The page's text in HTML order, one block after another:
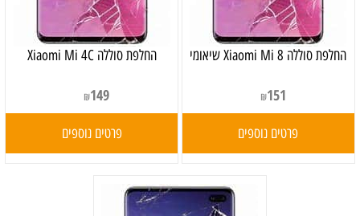
‏החלפת סוללה Xiaomi Mi 8 שיאומי
₪151
פרטים נוספים
החלפת סוללה Xiaomi Mi 4C
₪149
פרטים נוספים